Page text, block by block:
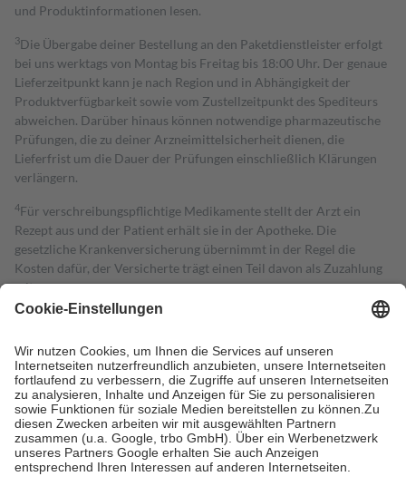
und Produktinformationen lesen.
3Die Übergabe deiner Bestellung an den Paketdienstleister erfolgt
bei uns werktags von Montag bis Freitag bis 18:00 Uhr. Der genaue
Lieferzeitpunkt kann je nach Region und in Abhängigkeit der
Produktverfügbarkeit sowie vom Zustellzeitpunkt des Spediteurs
abweichen. Darüber hinaus können notwendige pharmazeutische
Prüfungen, die zu deiner Arzneimittelsicherheit dienen, die
Lieferfrist um die Dauer der Prüfungen einschließlich Klärungen
verlängern.
4Für verschreibungspflichtige Medikamente stellt der Arzt ein
Rezept aus und der Patient erhält sie in der Apotheke. Die
gesetzliche Krankenversicherung übernimmt in der Regel die
Kosten dafür, der Versicherte trägt einen Teil davon als Zuzahlung
mit.
Grundsätzlich leisten Mitglieder Zuzahlungen in Höhe von zehn
höchstens zehn Euro.
Es sind jedoch nie mehr als die tatsächlichen
Kosten der Leistung zu entrichten.
Diese Regeln gelten grundsätzlich auch für Online-Apotheken.
Bei Heilmitteln und häuslicher Krankenpflege beträgt die
Zuzahlung zehn Prozent der Kosten sowie zehn Euro je
Verordnung.
Um das Engagement der Versicherten für ihre eigene Gesundheit zu
stärken und die besondere Stellung der Familie zu unterstützen,